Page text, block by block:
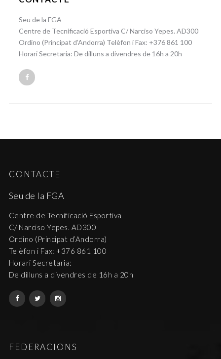
Seu de la FGA
Centre de Tecnificació Esportiva C/ Narciso Yepes. AD300
Ordino (Principat d’Andorra) Telèfon i Fax: +376 861 100
Horari Secretaria: De dilluns a divendres de 16h a 20h
CONTACTE
Seu de la FGA
Centre de Tecnificació Esportiva
C/ Narciso Yepes. AD300
Ordino (Principat d’Andorra)
Telèfon i Fax: +376 861 100
Horari Secretaria:
De dilluns a divendres de 16h a 20h
FEDERACIONS